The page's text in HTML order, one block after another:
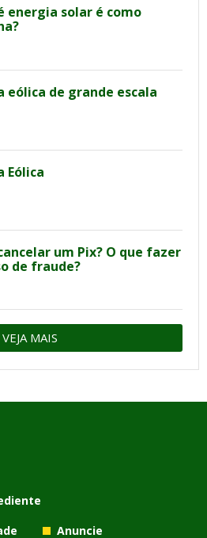
energia solar é como
eólica de grande escala
Eólica
um Pix? O que fazer
de fraude?
VEJA MAIS
Anuncie